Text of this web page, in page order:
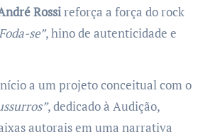
Rossireforça a força do rock
se”, hino de autenticidade e
a um projeto conceitual com o
, dedicado à Audição,
autorais em uma narrativa